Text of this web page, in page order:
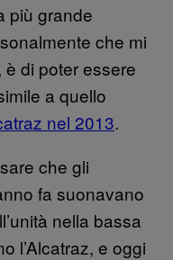
più grande
che mi
di poter essere
a quello
nel 2013.
che gli
fa suonavano
nella bassa
l’Alcatraz, e oggi